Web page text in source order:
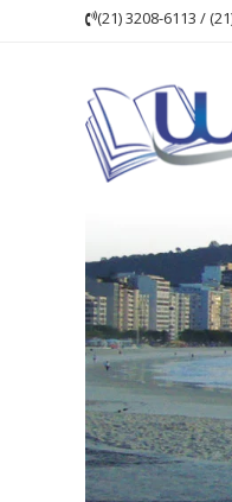
(21) 3208-6113 /